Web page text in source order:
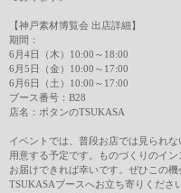
【神戸素材博覧会 出店詳細】
期間：
6月4日（木）10:00～18:00
6月5日（金）10:00～17:00
6月6日（土）10:00～17:00
ブース番号：B28
店名：ボタンのTSUKASA
イベントでは、普段お店では見られ
用意する予定です。ものづくりのイ
お届けできれば幸いです。ぜひこの
TSUKASAブースへお立ち寄りくださ